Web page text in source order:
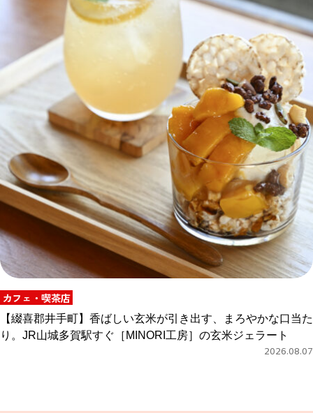
カフェ・喫茶店
【綴喜郡井手町】香ばしい玄米が引き出す、まろやかな口当た
り。JR山城多賀駅すぐ［MINORI工房］の玄米ジェラート
2026.08.07